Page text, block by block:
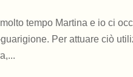
tempo Martina e io ci
Per attuare ciò